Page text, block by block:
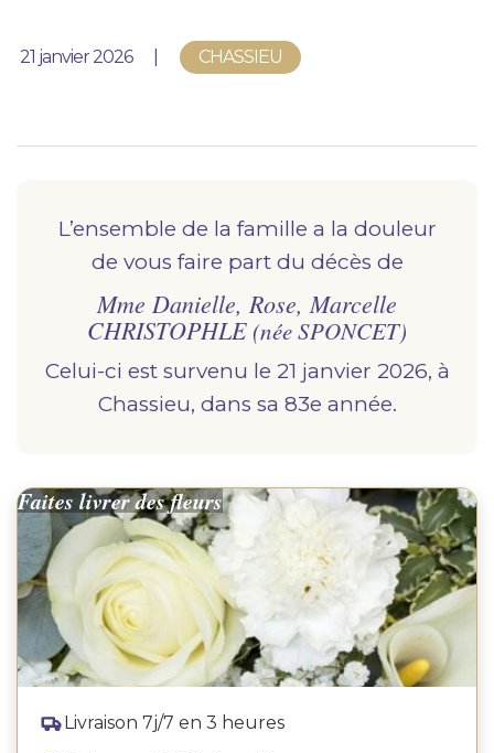
Demander un devis prévoyance
Demander un devis marbrerie
Publié le
21 janvier 2026 CHASSIEU
L’ensemble de la famille a la douleur
de vous faire part du décès de
Mme Danielle, Rose, Marcelle
CHRISTOPHLE (née SPONCET)
Celui-ci est survenu le 21 janvier 2026, à
Chassieu, dans sa 83e année.
Faites livrer des fleurs
Livraison 7j/7 en 3 heures